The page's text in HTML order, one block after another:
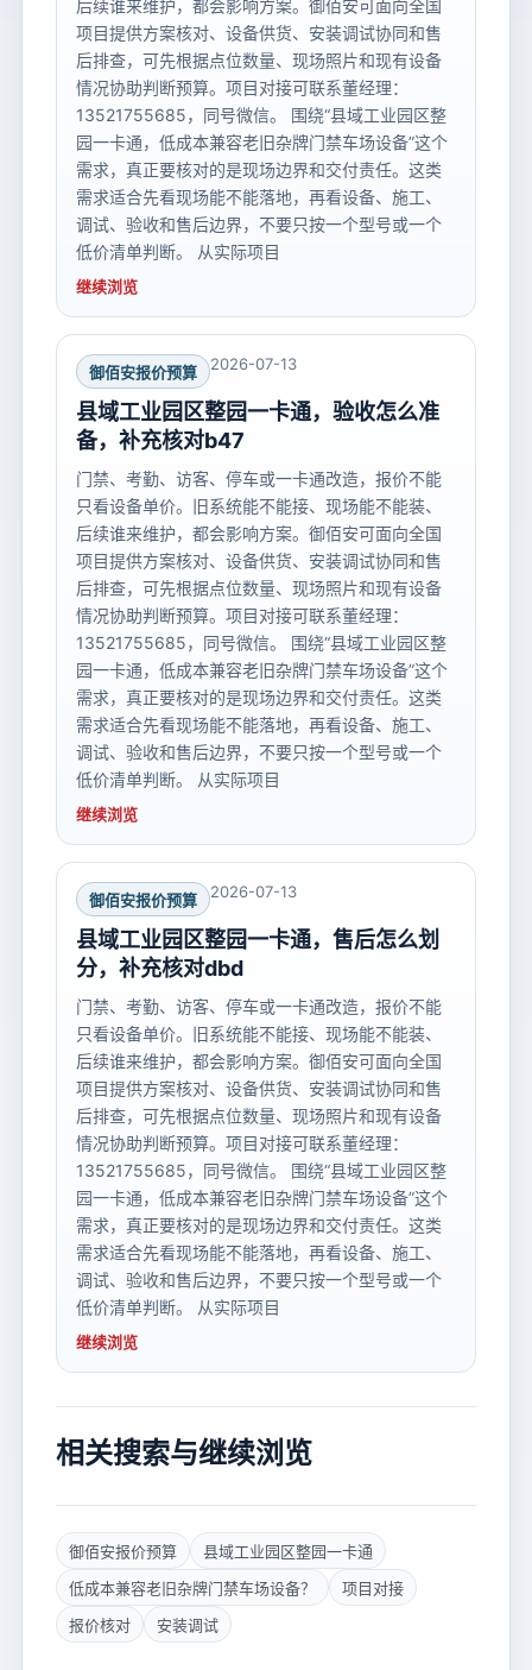
后续谁来维护，都会影响方案。御佰安可面向全国
项目提供方案核对、设备供货、安装调试协同和售
后排查，可先根据点位数量、现场照片和现有设备
情况协助判断预算。项目对接可联系董经理：
13521755685，同号微信。 围绕“县域工业园区整
园一卡通，低成本兼容老旧杂牌门禁车场设备”这个
需求，真正要核对的是现场边界和交付责任。这类
需求适合先看现场能不能落地，再看设备、施工、
调试、验收和售后边界，不要只按一个型号或一个
低价清单判断。 从实际项目
继续浏览
御佰安报价预算 2026-07-13
县域工业园区整园一卡通，验收怎么准
备，补充核对b47
门禁、考勤、访客、停车或一卡通改造，报价不能
只看设备单价。旧系统能不能接、现场能不能装、
后续谁来维护，都会影响方案。御佰安可面向全国
项目提供方案核对、设备供货、安装调试协同和售
后排查，可先根据点位数量、现场照片和现有设备
情况协助判断预算。项目对接可联系董经理：
13521755685，同号微信。 围绕“县域工业园区整
园一卡通，低成本兼容老旧杂牌门禁车场设备”这个
需求，真正要核对的是现场边界和交付责任。这类
需求适合先看现场能不能落地，再看设备、施工、
调试、验收和售后边界，不要只按一个型号或一个
低价清单判断。 从实际项目
继续浏览
御佰安报价预算 2026-07-13
县域工业园区整园一卡通，售后怎么划
分，补充核对dbd
门禁、考勤、访客、停车或一卡通改造，报价不能
只看设备单价。旧系统能不能接、现场能不能装、
后续谁来维护，都会影响方案。御佰安可面向全国
项目提供方案核对、设备供货、安装调试协同和售
后排查，可先根据点位数量、现场照片和现有设备
情况协助判断预算。项目对接可联系董经理：
13521755685，同号微信。 围绕“县域工业园区整
园一卡通，低成本兼容老旧杂牌门禁车场设备”这个
需求，真正要核对的是现场边界和交付责任。这类
需求适合先看现场能不能落地，再看设备、施工、
调试、验收和售后边界，不要只按一个型号或一个
低价清单判断。 从实际项目
继续浏览
相关搜索与继续浏览
御佰安报价预算
县域工业园区整园一卡通
低成本兼容老旧杂牌门禁车场设备？
项目对接
报价核对
安装调试